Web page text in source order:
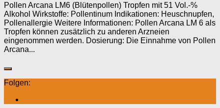
Pollen Arcana LM6 (Blütenpollen) Tropfen mit 51 Vol.-%
Alkohol Wirkstoffe: Pollentinum Indikationen: Heuschnupfen,
Pollenallergie Weitere Informationen: Pollen Arcana LM 6 als
Tropfen können zusätzlich zu anderen Arzneien
eingenommen werden. Dosierung: Die Einnahme von Pollen
Arcana...
Folgen: